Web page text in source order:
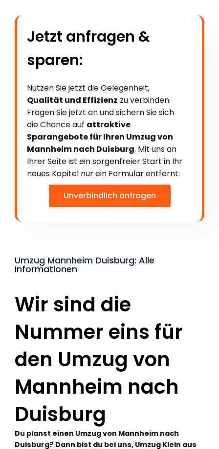
Jetzt anfragen &
sparen:
Nutzen Sie jetzt die Gelegenheit,
Qualität und Effizienz zu verbinden:
Fragen Sie jetzt an und sichern Sie sich
die Chance auf attraktive
Sparangebote für Ihren Umzug von
Mannheim nach Duisburg. Mit uns an
Ihrer Seite ist ein sorgenfreier Start in Ihr
neues Kapitel nur ein Formular entfernt:
Unverbindlich anfragen
Umzug Mannheim Duisburg: Alle
Informationen
Wir sind die
Nummer eins für
den Umzug von
Mannheim nach
Duisburg
Du planst einen Umzug von Mannheim nach
Duisburg? Dann bist du bei uns, Umzug Klein aus